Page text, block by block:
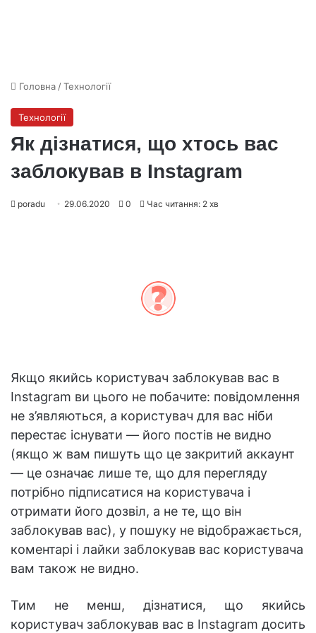
Головна /Технології
Технології
Як дізнатися, що хтось вас
заблокував в Instagram
poradu 29.06.2020 0 Час читання: 2 хв
Якщо якийсь користувач заблокував вас в
Instagram ви цього не побачите: повідомлення
не з’являються, а користувач для вас ніби
перестає існувати — його постів не видно
(якщо ж вам пишуть що це закритий аккаунт
— це означає лише те, що для перегляду
потрібно підписатися на користувача і
отримати його дозвіл, а не те, що він
заблокував вас), у пошуку не відображається,
коментарі і лайки заблокував вас користувача
вам також не видно.
Тим не менш, дізнатися, що якийсь
користувач заблокував вас в Instagram досить